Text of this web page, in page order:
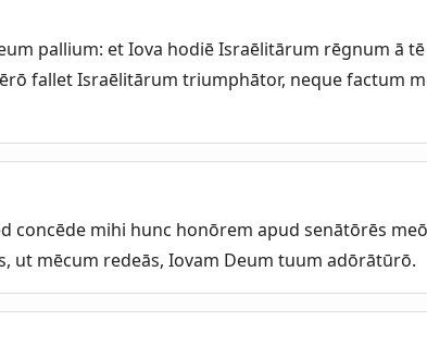
pallium: et Iova hodiē Israēlitārum rēgnum ā
fallet Israēlitārum triumphātor, neque factum
concēde mihi hunc honōrem apud senātōrēs
ut mēcum redeās, Iovam Deum tuum adōrātūrō.